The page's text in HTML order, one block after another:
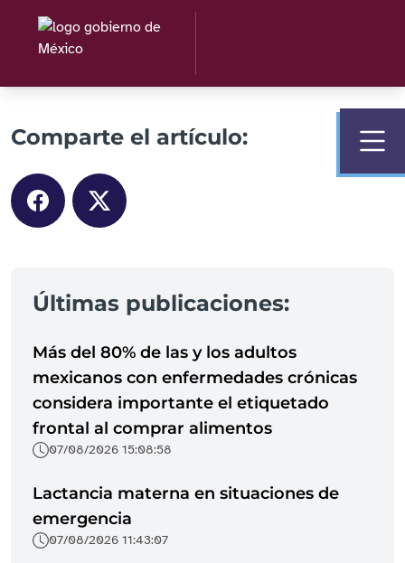
Comparte el artículo:
Últimas publicaciones:
Más del 80% de las y los adultos
mexicanos con enfermedades crónicas
considera importante el etiquetado
frontal al comprar alimentos
07/08/2026 15:08:58
Lactancia materna en situaciones de
emergencia
07/08/2026 11:43:07